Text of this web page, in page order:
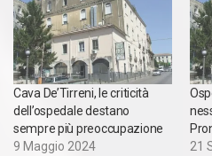
Cava De’Tirreni, le criticità
dell’ospedale destano
sempre più preoccupazione
9 Maggio 2024
21